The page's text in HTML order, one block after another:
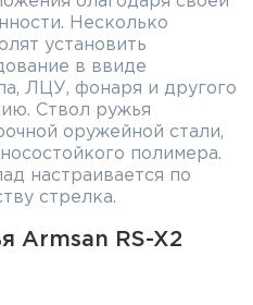
Несколько
установить
в ввиде
ЛЦУ, фонаря и другого
Ствол ружья
оружейной стали,
полимера.
настраивается по
стрелка.
Armsan RS-X2